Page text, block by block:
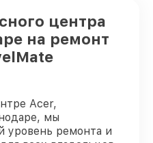
центра
на ремонт
Acer,
мы
уровень ремонта и